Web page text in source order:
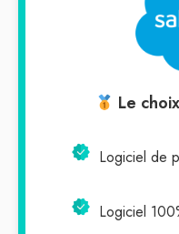
Le
Logiciel de
Logiciel